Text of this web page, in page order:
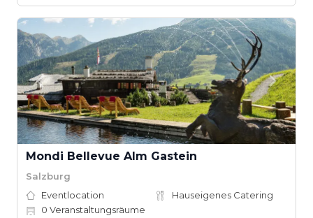
Mondi Bellevue Alm Gastein
Salzburg
Eventlocation
Hauseigenes Catering
0 Veranstaltungsräume